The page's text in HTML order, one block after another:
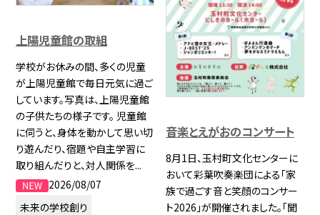
上陽児童館の取組
学校がお休みの間、多くの児童
が上陽児童館で毎日元気に過ご
しています。写真は、上陽児童館
の子供たちの様子です。 児童館
に伺うと、身体を動かして思い切
り遊んだり、宿題や自主学習に
取り組んだりと、対人関係を...
2026/08/07
未来の学校創り
音楽とえがおのコンサート
8月1日、玉村町文化センターに
おいて彩葉吹奏楽団による「家
族で過ごす音と笑顔のコンサー
ト2026」が開催されました。「聞